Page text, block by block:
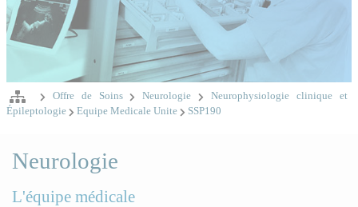
Offre de Soins Neurologie
Neurophysiologie clinique et
Épileptologie
Equipe Medicale Unite SSP190
Neurologie
L'équipe médicale